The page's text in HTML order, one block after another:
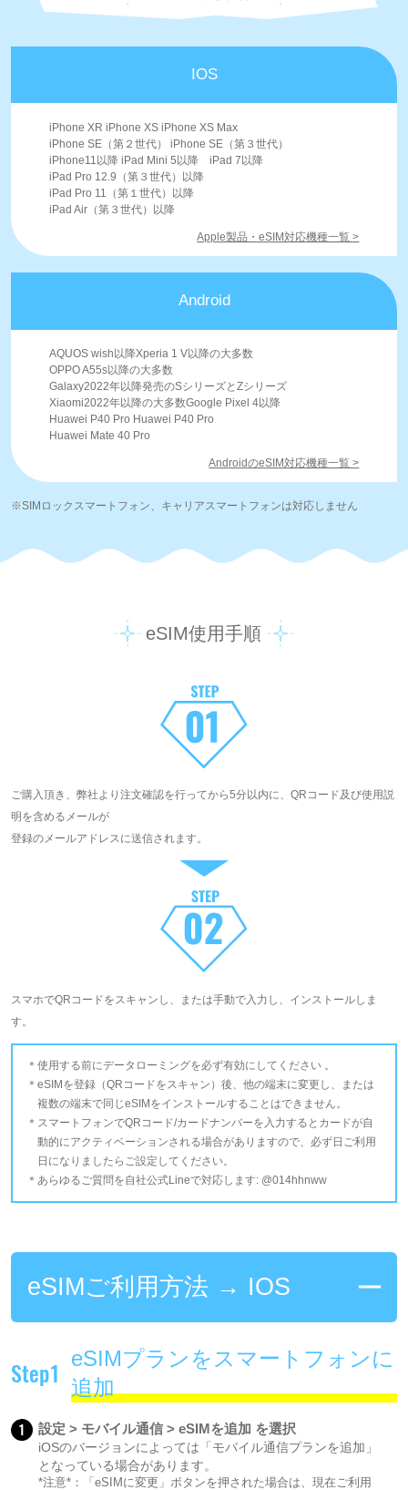
IOS
iPhone XR iPhone XS iPhone XS Max
iPhone SE（第２世代） iPhone SE（第３世代）
iPhone11以降 iPad Mini 5以降 iPad 7以降
iPad Pro 12.9（第３世代）以降
iPad Pro 11（第１世代）以降
iPad Air（第３世代）以降
Apple製品・eSIM対応機種一覧 >
Android
AQUOS wish以降Xperia 1 V以降の大多数
OPPO A55s以降の大多数
Galaxy2022年以降発売のSシリーズとZシリーズ
Xiaomi2022年以降の大多数Google Pixel 4以降
Huawei P40 Pro Huawei P40 Pro
Huawei Mate 40 Pro
AndroidのeSIM対応機種一覧 >
※SIMロックスマートフォン、キャリアスマートフォンは対応しません
eSIM使用手順
ご購入頂き、弊社より注文確認を行ってから5分以内に、QRコード及び使用説
明を含めるメールが
登録のメールアドレスに送信されます。
スマホでQRコードをスキャンし、または手動で入力し、インストールしま
す。
使用する前にデータローミングを必ず有効にしてください 。
eSIMを登録（QRコードをスキャン）後、他の端末に変更し、または
複数の端末で同じeSIMをインストールすることはできません。
スマートフォンでQRコード/カードナンバーを入力するとカードが自
動的にアクティベーションされる場合がありますので、必ず日ご利用
日になりましたらご設定してください。
あらゆるご質問を自社公式Lineで対応します: @014hhnww
eSIMご利用方法 → IOS
Step1
eSIMプランをスマートフォンに
追加
1 設定 > モバイル通信 > eSIMを追加 を選択
iOSのバージョンによっては「モバイル通信プランを追加」
となっている場合があります。
*注意*：「eSIMに変更」ボタンを押された場合は、現在ご利用